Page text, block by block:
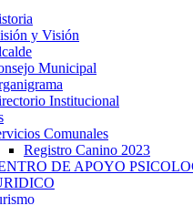
y Visión
Municipal
Institucional
Comunales
Registro Canino 2023
DE APOYO